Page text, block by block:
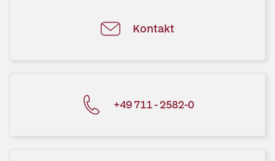
Kontakt
+49 711 - 2582-0